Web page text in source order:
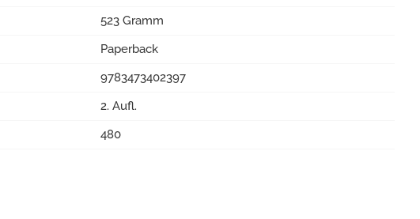
523 Gramm
Paperback
9783473402397
2. Aufl.
480